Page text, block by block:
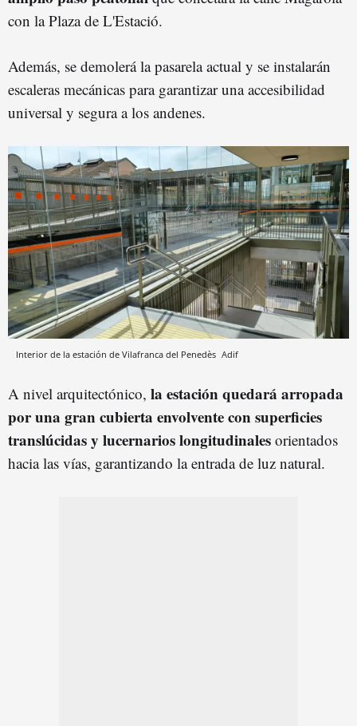
con la Plaza de L'Estació.
Además, se demolerá la pasarela actual y se instalarán
escaleras mecánicas para garantizar una accesibilidad
universal y segura a los andenes.
Interior de la estación de Vilafranca del Penedès Adif
A nivel arquitectónico, la estación quedará arropada
por una gran cubierta envolvente con superficies
translúcidas y lucernarios longitudinales orientados
hacia las vías, garantizando la entrada de luz natural.